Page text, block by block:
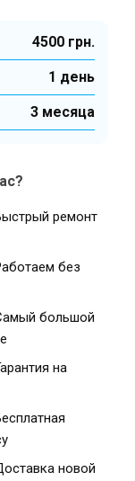
4500 грн.
1 день
3 месяца
ремонт
без
большой
на
новой